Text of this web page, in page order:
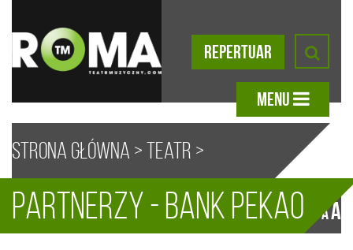
REPERTUAR
MENU
Strona główna >Teatr >
Partnerzy> Bank Pekao A AA
Partnerzy - Bank Pekao